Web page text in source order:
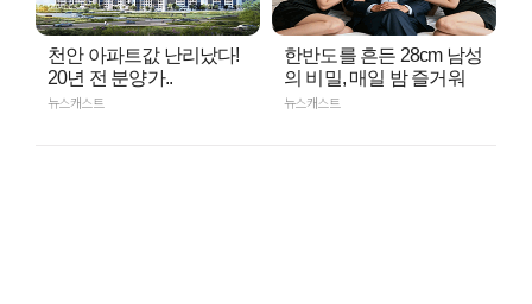
천안 아파트값 난리났다!
20년 전 분양가..
뉴스캐스트
한반도를 흔든 28cm 남성
의 비밀, 매일 밤 즐거워
뉴스캐스트